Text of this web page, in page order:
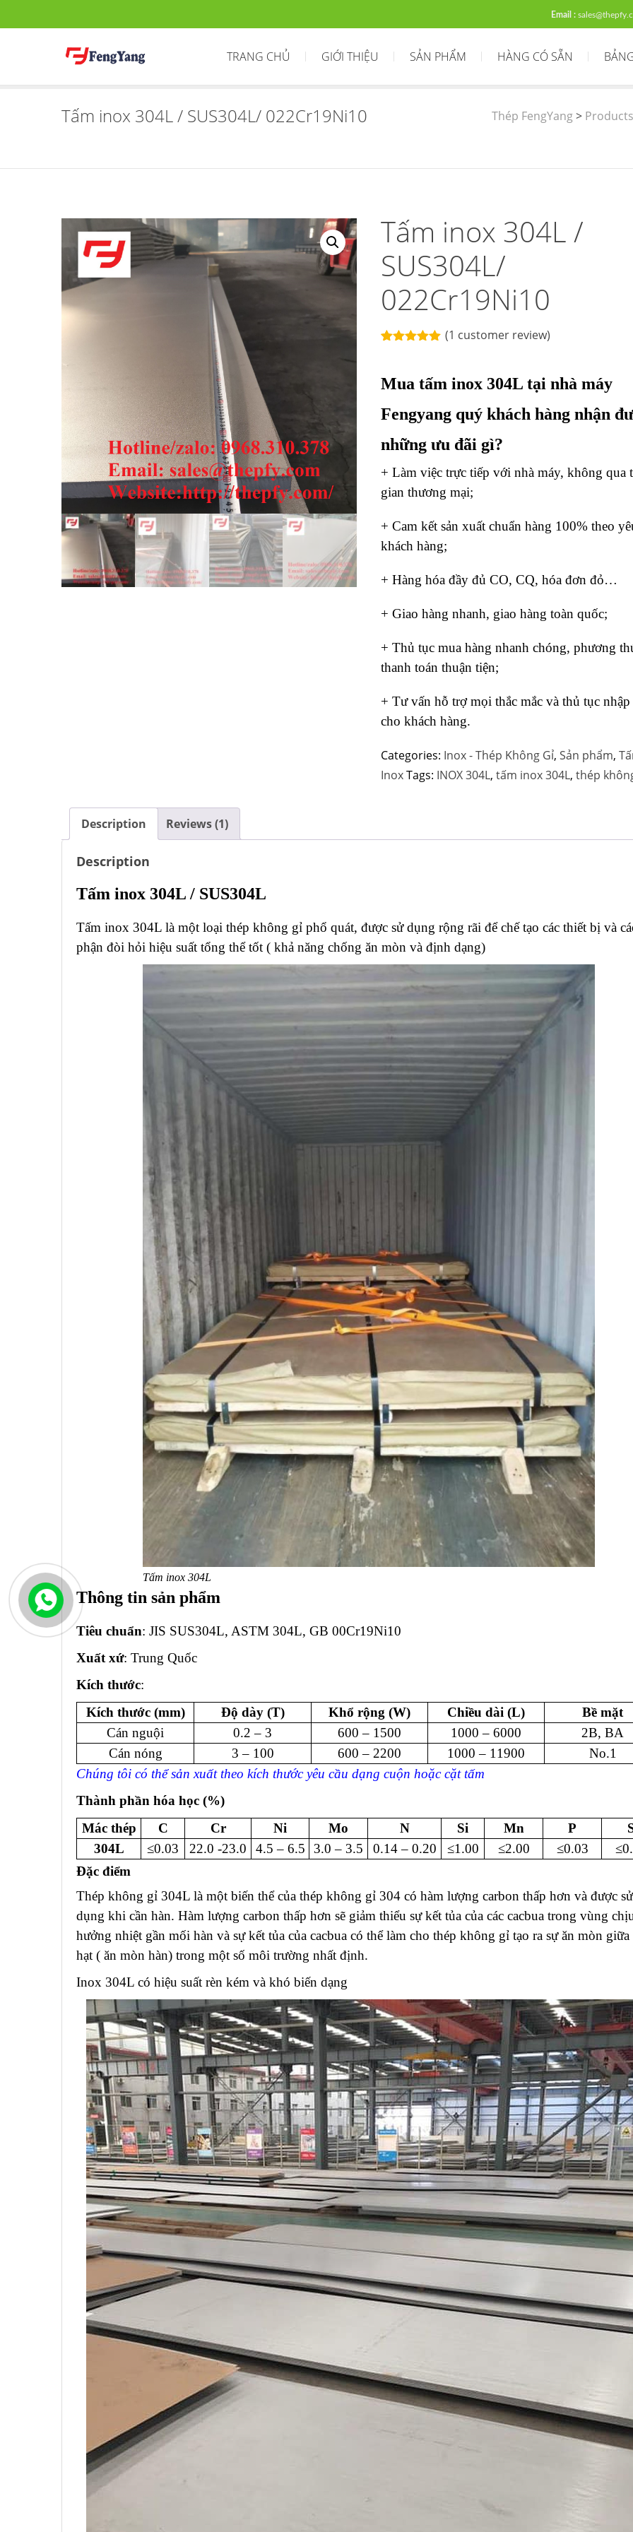
Email :
TRANG CHỦ GIỚI THIỆU SẢN PHẨM HÀNG CÓ SẴN
Tấm inox 304L / SUS304L/ 022Cr19Ni10 Thép FengYang> Products
Tấm inox 304L /
SUS304L/
022Cr19Ni10
customer
(1 customer review)
Mua tấm inox 304L tại nhà máy
Fengyang quý khách hàng nhận
những ưu đãi gì?
+ Làm việc trực tiếp với nhà máy, không qua
gian thương mại;
+ Cam kết sản xuất chuẩn hàng 100% theo
khách hàng;
+ Hàng hóa đầy đủ CO, CQ, hóa đơn đỏ…
+ Giao hàng nhanh, giao hàng toàn quốc;
+ Thủ tục mua hàng nhanh chóng, phương
thanh toán thuận tiện;
+ Tư vấn hỗ trợ mọi thắc mắc và thủ tục nhập
cho khách hàng.
Categories: Inox - Thép Không Gỉ,Sản phẩm,
Inox Tags: INOX 304L,tấm inox 304L,thép
Description Reviews (1)
Description
Tấm inox 304L / SUS304L
Tấm inox 304L là một loại thép không gỉ phổ quát, được sử dụng rộng rãi để chế tạo các thiết bị và
phận đòi hỏi hiệu suất tổng thể tốt ( khả năng chống ăn mòn và định dạng)
Tấm inox 304L
Thông tin sản phẩm
Tiêu chuẩn: JIS SUS304L, ASTM 304L, GB 00Cr19Ni10
Xuất xứ: Trung Quốc
Kích thước:
Kích thước (mm)
Độ dày (T) Khổ rộng (W) Chiều dài (L)
Bề mặt
Cán nguội
0.2 – 3 600 – 1500 1000 – 6000
2B, BA
Cán nóng
3 – 100 600 – 2200 1000 – 11900
No.1
Chúng tôi có thể sản xuất theo kích thước yêu cầu dạng cuộn hoặc cặt tấm
Thành phần hóa học (%)
Mác thép
C Cr Ni Mo N Si Mn P
304L
≤0.03 22.0 -23.0 4.5 – 6.5 3.0 – 3.5 0.14 – 0.20 ≤1.00 ≤2.00 ≤0.03
Đặc điểm
Thép không gỉ 304L là một biến thể của thép không gỉ 304 có hàm lượng carbon thấp hơn và được sử
dụng khi cần hàn. Hàm lượng carbon thấp hơn sẽ giảm thiểu sự kết tủa của các cacbua trong vùng
hưởng nhiệt gần mối hàn và sự kết tủa của cacbua có thể làm cho thép không gỉ tạo ra sự ăn mòn giữa
hạt ( ăn mòn hàn) trong một số môi trường nhất định.
Inox 304L có hiệu suất rèn kém và khó biến dạng